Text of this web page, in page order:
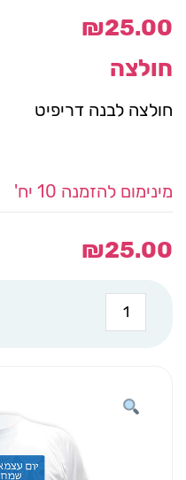
₪25.00
חולצה
חולצה לבנה דריפיט
מינימום להזמנה 10 יח'
₪25.00
כמות
של
חולצה